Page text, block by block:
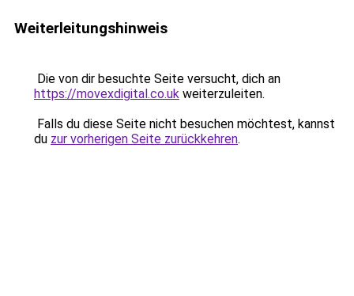
Weiterleitungshinweis
Die von dir besuchte Seite versucht, dich an
https://movexdigital.co.uk weiterzuleiten.
Falls du diese Seite nicht besuchen möchtest, kannst
du zur vorherigen Seite zurückkehren.